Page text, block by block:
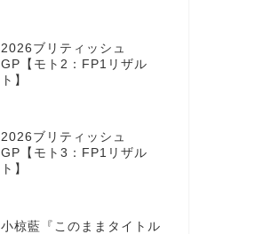
2026ブリティッシュ
GP【モト2：FP1リザル
ト】
2026ブリティッシュ
GP【モト3：FP1リザル
ト】
小椋藍『このままタイトル